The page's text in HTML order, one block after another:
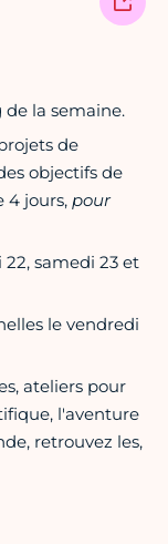
la semaine.
de
objectifs de
4 jours, pour
samedi 23 et
le vendredi
ateliers pour
l'aventure
retrouvez les,